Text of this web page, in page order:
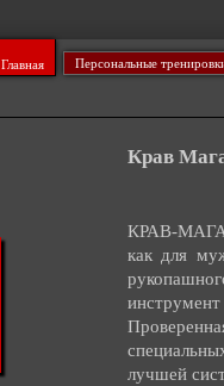
Главная Персональные
Крав
КРАВ-МАГА
как для
лучшей